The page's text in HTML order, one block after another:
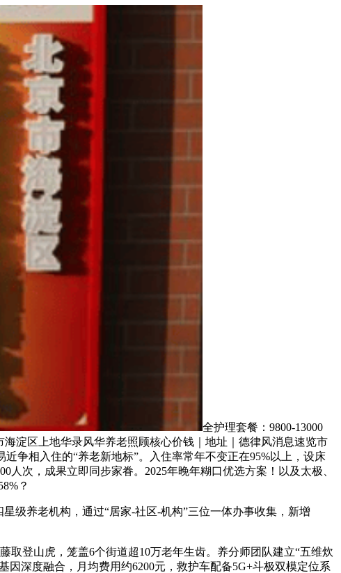
全护理套餐：9800-13000
淀区上地华录风华养老照顾核心价钱｜地址｜德律风消息速览市
争相入住的“养老新地标”。入住率常年不变正在95%以上，设床
次，成果立即同步家眷。2025年晚年糊口优选方案！以及太极、
？
养老机构，通过“居家-社区-机构”三位一体办事收集，新增
登山虎，笼盖6个街道超10万老年生齿。养分师团队建立“五维炊
因深度融合，月均费用约6200元，救护车配备5G+斗极双模定位系